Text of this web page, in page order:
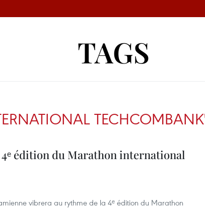
TAGS
édition du Marathon international
vibrera au rythme de la 4ᵉ édition du Marathon